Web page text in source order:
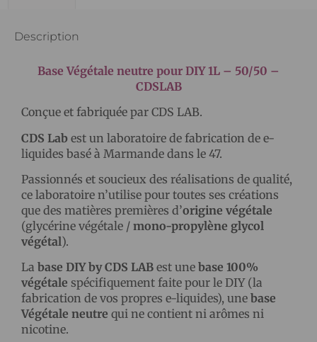
Description
Base Végétale neutre pour DIY 1L – 50/50 –
CDSLAB
Conçue et fabriquée par CDS LAB.
CDS Lab est un laboratoire de fabrication de e-
liquides basé à Marmande dans le 47.
Passionnés et soucieux des réalisations de qualité,
ce laboratoire n’utilise pour toutes ses créations
que des matières premières d’origine végétale
(glycérine végétale / mono-propylène glycol
végétal).
La base DIY by CDS LAB est une base 100%
végétale spécifiquement faite pour le DIY (la
fabrication de vos propres e-liquides), une base
Végétale neutre qui ne contient ni arômes ni
nicotine.